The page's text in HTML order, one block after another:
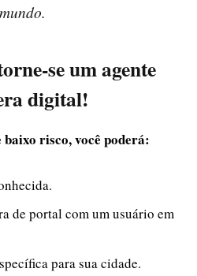
se um agente
digital!
risco, você poderá:
de portal com um usuário em
para sua cidade.